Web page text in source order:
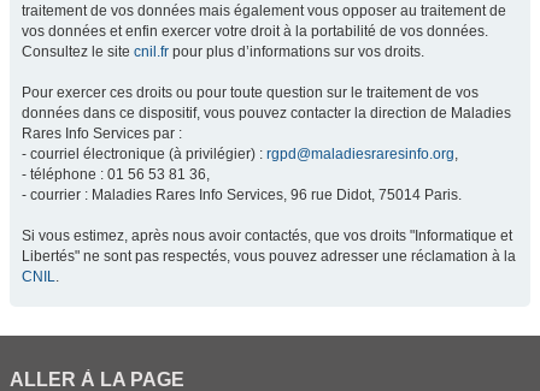
traitement de vos données mais également vous opposer au traitement de
vos données et enfin exercer votre droit à la portabilité de vos données.
Consultez le site cnil.fr pour plus d’informations sur vos droits.
Pour exercer ces droits ou pour toute question sur le traitement de vos
données dans ce dispositif, vous pouvez contacter la direction de Maladies
Rares Info Services par :
- courriel électronique (à privilégier) : rgpd@maladiesraresinfo.org,
- téléphone : 01 56 53 81 36,
- courrier : Maladies Rares Info Services, 96 rue Didot, 75014 Paris.
Si vous estimez, après nous avoir contactés, que vos droits "Informatique et
Libertés" ne sont pas respectés, vous pouvez adresser une réclamation à la
CNIL.
ALLER À LA PAGE